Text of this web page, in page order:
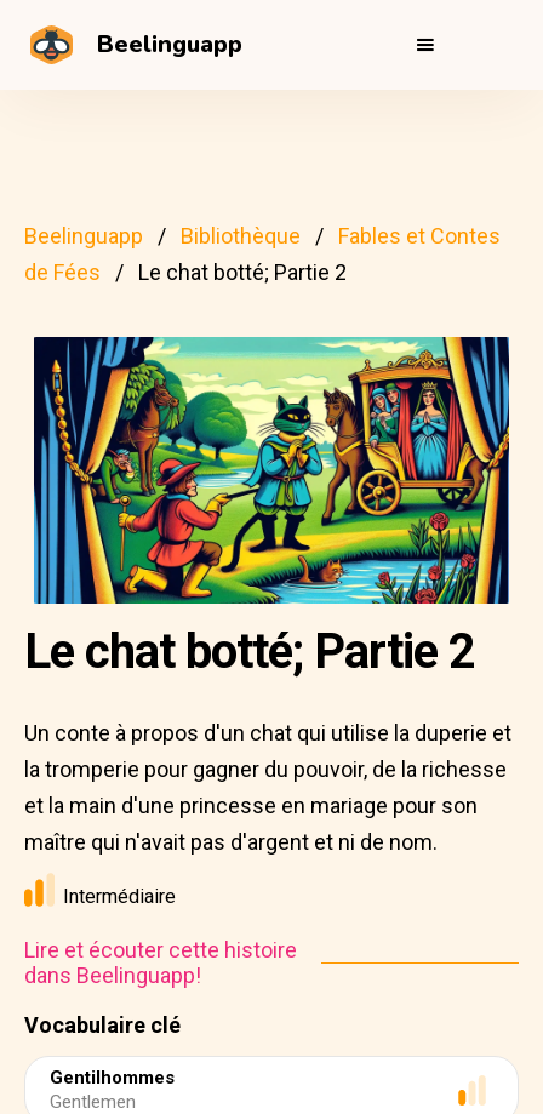
Beelinguapp
Beelinguapp Bibliothèque
Fables et Contes
de Fées
Le chat botté; Partie 2
Vocabulaire clé
Gentilhommes
Gentlemen
Le chat botté; Partie 2
Un conte à propos d'un chat qui utilise la duperie et
la tromperie pour gagner du pouvoir, de la richesse
et la main d'une princesse en mariage pour son
maître qui n'avait pas d'argent et ni de nom.
Intermédiaire
Lire et écouter cette histoire
dans Beelinguapp!